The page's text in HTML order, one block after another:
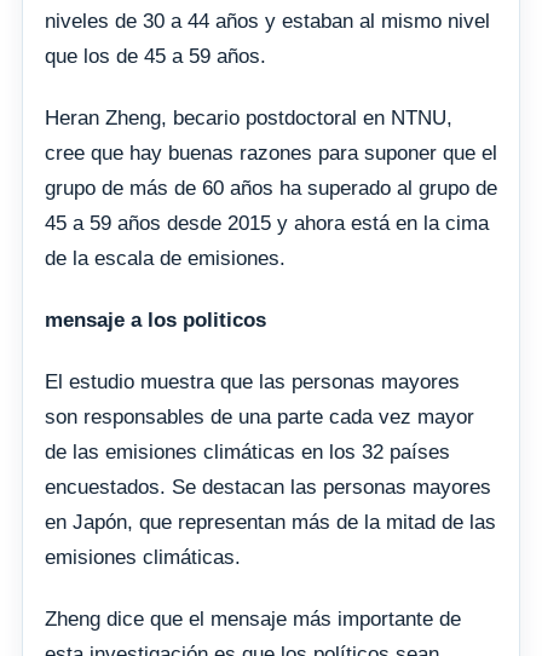
niveles de 30 a 44 años y estaban al mismo nivel
que los de 45 a 59 años.
Heran Zheng, becario postdoctoral en NTNU,
cree que hay buenas razones para suponer que el
grupo de más de 60 años ha superado al grupo de
45 a 59 años desde 2015 y ahora está en la cima
de la escala de emisiones.
mensaje a los politicos
El estudio muestra que las personas mayores
son responsables de una parte cada vez mayor
de las emisiones climáticas en los 32 países
encuestados. Se destacan las personas mayores
en Japón, que representan más de la mitad de las
emisiones climáticas.
Zheng dice que el mensaje más importante de